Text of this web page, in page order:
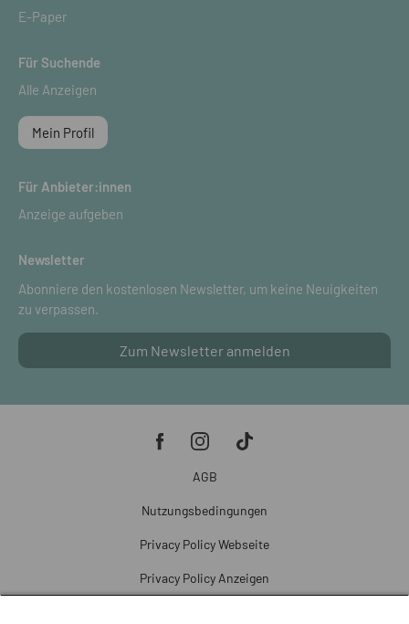
E-Paper
Für Suchende
Alle Anzeigen
Mein Profil
Für Anbieter:innen
Anzeige aufgeben
Newsletter
Abonniere den kostenlosen Newsletter, um keine Neuigkeiten
zu verpassen.
Zum Newsletter anmelden
AGB
Nutzungsbedingungen
Privacy Policy Webseite
Privacy Policy Anzeigen